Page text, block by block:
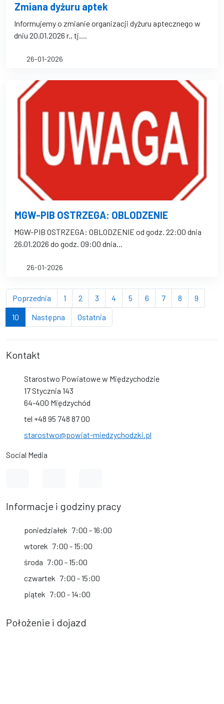
Zmiana dyżuru aptek
Informujemy o zmianie organizacji dyżuru aptecznego w
dniu 20.01.2026 r., tj....
26-01-2026
MGW-PIB OSTRZEGA: OBLODZENIE
MGW-PIB OSTRZEGA: OBLODZENIE od godz. 22:00 dnia
26.01.2026 do godz. 09:00 dnia...
26-01-2026
Poprzednia strona
1 strona
2 strona
3 strona
4 strona
5 strona
6 strona
7strona
8 strona
9
10 (bieżąca strona)
Następna stronaOstatnia
Kontakt
Starostwo Powiatowe w Międzychodzie
17 Stycznia 143
64-400 Międzychód
tel +48 95 748 87 00
starostwo@powiat-miedzychodzki.pl
Social Media
Informacje i godziny pracy
poniedziałek 7:00 - 16:00
wtorek 7:00 - 15:00
środa 7:00 - 15:00
czwartek 7:00 - 15:00
piątek 7:00 - 14:00
Położenie i dojazd